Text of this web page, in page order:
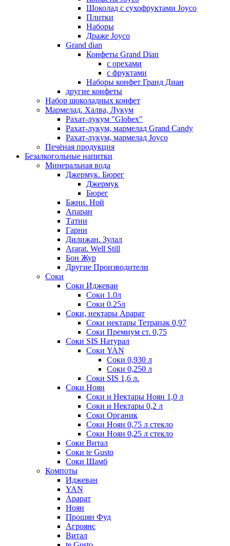
Шоколад с сухофруктами Joyco
Плитки
Наборы
Драже Joyco
Grand dian
Конфеты Grand Dian
с орехами
с фруктами
Наборы конфет Гранд Диан
другие конфеты
Набор шоколадных конфет
Мармелад, Халва, Лукум
Рахат-лукум "Globex"
Рахат-лукум, мармелад Grand Candy
Рахат-лукум, мармелад Joyco
Печёная продукция
Безалкогольные напитки
Минеральная вода
Джермук. Бюрег
Джермук
Бюрег
Бжни. Ной
Апаран
Татни
Гарни
Дилижан. Зулал
Ararat. Well Still
Бон Жур
Другие Производители
Соки
Соки Иджеван
Соки 1.0л
Соки 0.25л
Соки, нектары Арарат
Соки нектары Тетрапак 0,97
Соки Премиум ст. 0,75
Соки SIS Натурал
Соки YAN
Соки 0,930 л
Соки 0,250 л
Соки SIS 1,6 л.
Соки Ноян
Соки и Нектары Ноян 1,0 л
Соки и Нектары 0,2 л
Соки Органик
Соки Ноян 0,75 л стекло
Соки Ноян 0,25 л стекло
Соки Витал
Соки te Gusto
Соки Шамб
Компоты
Иджеван
YAN
Арарат
Ноян
Прошян Фуд
Агроянс
Витал